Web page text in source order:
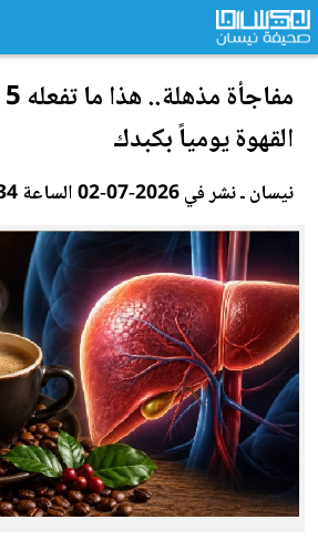
القهوة يومياً بكبدك
نيسان ـ نشر في 2026-07-02 الساعة 12:34